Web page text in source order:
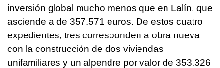
inversión global mucho menos que en Lalín, que
asciende a de 357.571 euros. De estos cuatro
expedientes, tres corresponden a obra nueva
con la construcción de dos viviendas
unifamiliares y un alpendre por valor de 353.326